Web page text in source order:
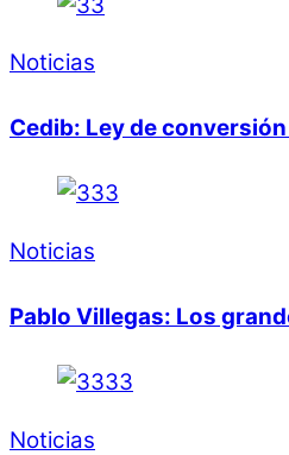
Noticias
Cedib: Ley de
Noticias
Pablo Villegas: Los
Noticias